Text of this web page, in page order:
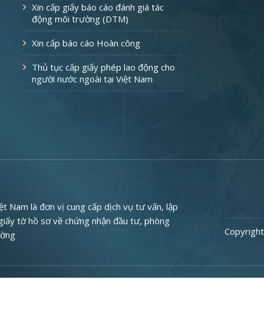
Xin cấp giấy báo cáo đánh giá tác
động môi trường (DTM)
Xin cấp báo cáo Hoàn công
Thủ tục cấp giấy phép lao động cho
người nước ngoài tại Việt Nam
Nam là đơn vị cung cấp dịch vụ tư vấn, lập
tờ hồ sơ về chứng nhận đầu tư, phòng